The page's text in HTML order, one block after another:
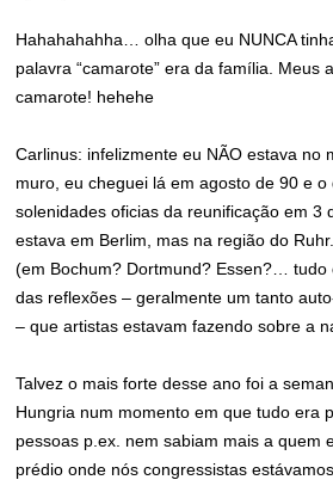
Hahahahahha… olha que eu NUNCA
palavra “camarote” era da família. Meus
camarote! hehehe
Carlinus: infelizmente eu NÃO estava no
muro, eu cheguei lá em agosto de 90 e
solenidades oficias da reunificação em 3
estava em Berlim, mas na região do
(em Bochum? Dortmund? Essen?…
das reflexões – geralmente um tanto
– que artistas estavam fazendo sobre a
Talvez o mais forte desse ano foi a
Hungria num momento em que tudo era
pessoas p.ex. nem sabiam mais a quem
prédio onde nós congressistas